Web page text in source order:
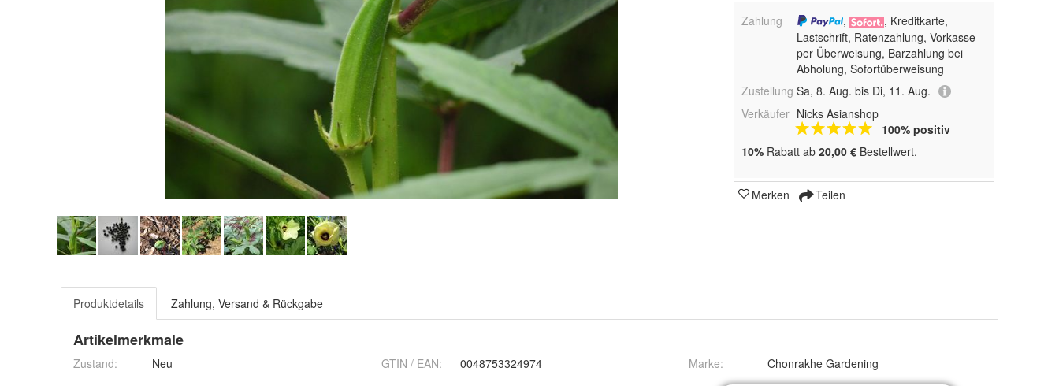
Zahlung
,
, Kreditkarte,
Lastschrift, Ratenzahlung, Vorkasse
per Überweisung, Barzahlung bei
Abholung, Sofortüberweisung
Zustellung Sa, 8. Aug. bis Di, 11. Aug.
Verkäufer Nicks Asianshop
100% positiv
10% Rabatt ab 20,00 € Bestellwert.
Merken Teilen
Produktdetails Zahlung, Versand & Rückgabe
Artikelmerkmale
Zustand: Neu GTIN / EAN: 0048753324974 Marke: Chonrakhe Gardening